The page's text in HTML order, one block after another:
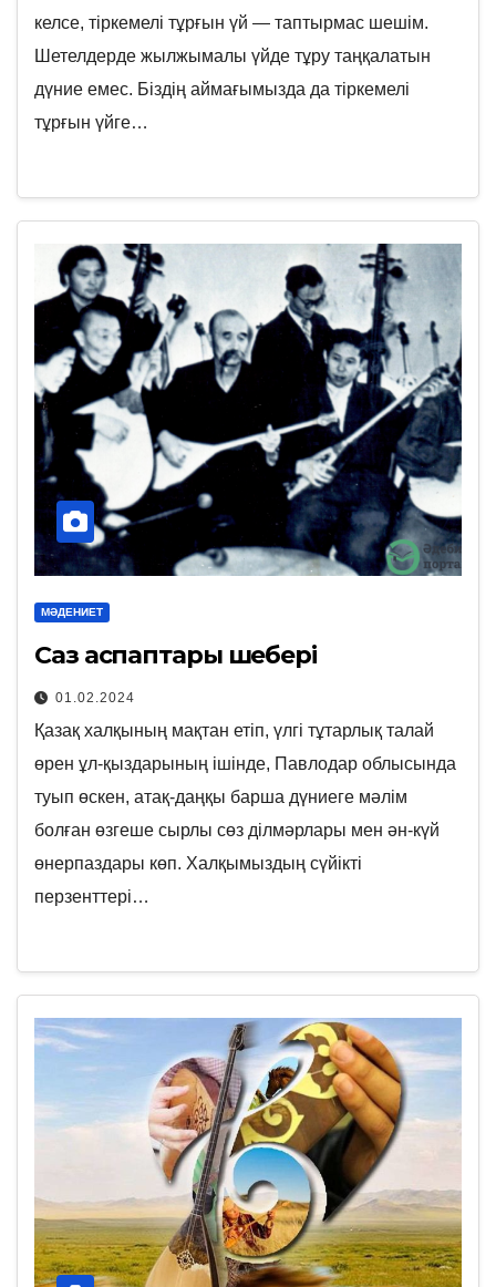
келсе, тіркемелі тұрғын үй — таптырмас шешім.
Шетелдерде жылжымалы үйде тұру таңқалатын
дүние емес. Біздің аймағымызда да тіркемелі
тұрғын үйге…
МӘДЕНИЕТ
Саз аспаптары шебері
01.02.2024
Қазақ халқының мақтан етіп, үлгі тұтарлық талай
өрен ұл-қыздарының ішінде, Павлодар облы­сында
туып өскен, атақ-даңқы барша дүниеге мәлім
болған өзгеше сырлы сөз ділмәрлары мен ән-күй
өнерпаздары көп. Халқымыздың сүйікті
перзенттері…